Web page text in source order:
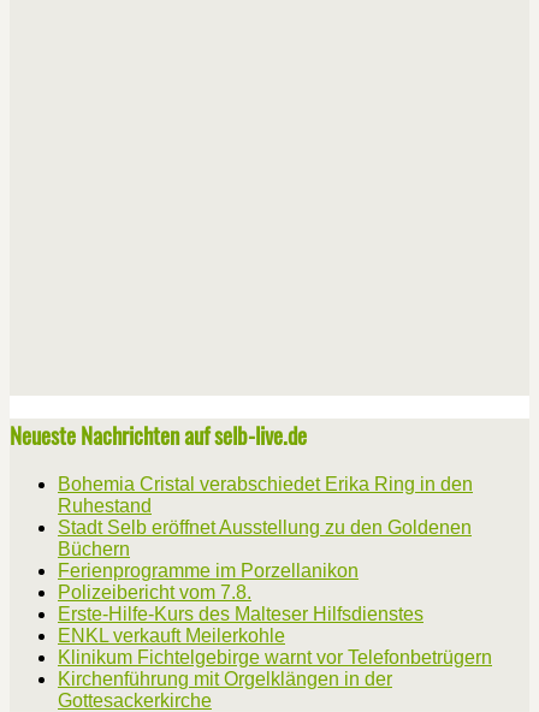
Neueste Nachrichten auf selb-live.de
Bohemia Cristal verabschiedet Erika Ring in den
Ruhestand
Stadt Selb eröffnet Ausstellung zu den Goldenen
Büchern
Ferienprogramme im Porzellanikon
Polizeibericht vom 7.8.
Erste-Hilfe-Kurs des Malteser Hilfsdienstes
ENKL verkauft Meilerkohle
Klinikum Fichtelgebirge warnt vor Telefonbetrügern
Kirchenführung mit Orgelklängen in der
Gottesackerkirche